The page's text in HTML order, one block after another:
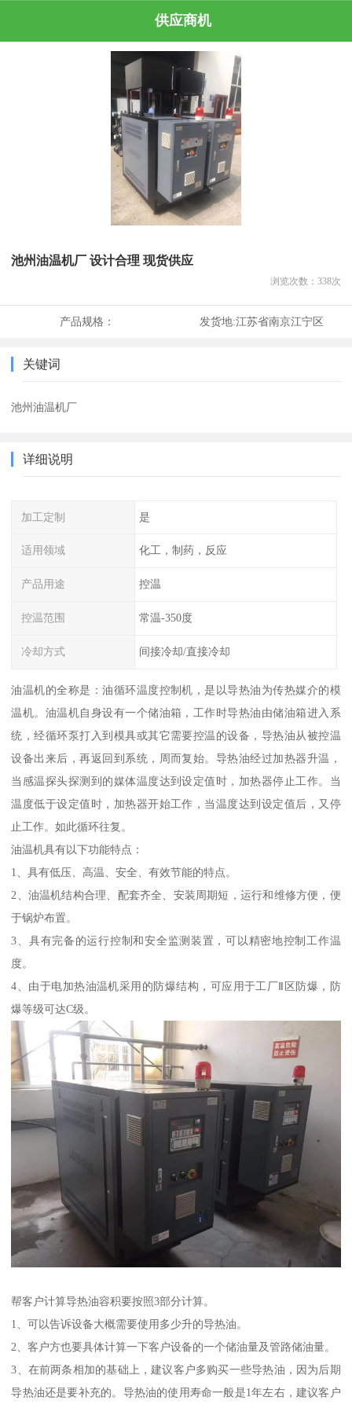
供应商机
池州油温机厂 设计合理 现货供应
浏览次数： 338次
产品规格： 发货地:江苏省南京江宁区
关键词
池州油温机厂
详细说明
加工定制 是
适用领域 化工，制药，反应
产品用途 控温
控温范围 常温-350度
冷却方式 间接冷却/直接冷却
油温机的全称是：油循环温度控制机，是以导热油为传热媒介的模
温机。油温机自身设有一个储油箱，工作时导热油由储油箱进入系
统，经循环泵打入到模具或其它需要控温的设备，导热油从被控温
设备出来后，再返回到系统，周而复始。导热油经过加热器升温，
当感温探头探测到的媒体温度达到设定值时，加热器停止工作。当
温度低于设定值时，加热器开始工作，当温度达到设定值后，又停
止工作。如此循环往复。
油温机具有以下功能特点：
1、具有低压、高温、安全、有效节能的特点。
2、油温机结构合理、配套齐全、安装周期短，运行和维修方便，便
于锅炉布置。
3、具有完备的运行控制和安全监测装置，可以精密地控制工作温
度。
4、由于电加热油温机采用的防爆结构，可应用于工厂Ⅱ区防爆，防
爆等级可达C级。
帮客户计算导热油容积要按照3部分计算。
1、可以告诉设备大概需要使用多少升的导热油。
2、客户方也要具体计算一下客户设备的一个储油量及管路储油量。
3、在前两条相加的基础上，建议客户多购买一些导热油，因为后期
导热油还是要补充的。导热油的使用寿命一般是1年左右，建议客户